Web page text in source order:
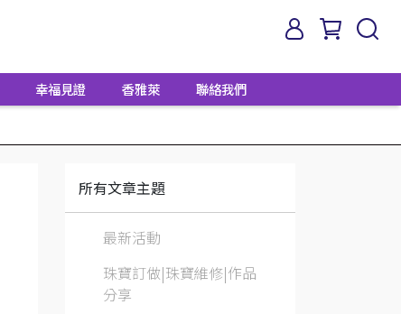
幸福見證 香雅萊 聯絡我們
所有文章主題
最新活動
珠寶訂做|珠寶維修|作品
分享